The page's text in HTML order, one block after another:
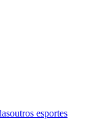
outros esportes